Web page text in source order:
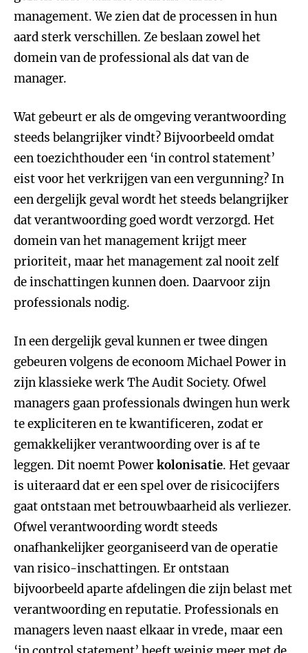
management. We zien dat de processen in hun
aard sterk verschillen. Ze beslaan zowel het
domein van de professional als dat van de
manager.
Wat gebeurt er als de omgeving verantwoording
steeds belangrijker vindt? Bijvoorbeeld omdat
een toezichthouder een ‘in control statement’
eist voor het verkrijgen van een vergunning? In
een dergelijk geval wordt het steeds belangrijker
dat verantwoording goed wordt verzorgd. Het
domein van het management krijgt meer
prioriteit, maar het management zal nooit zelf
de inschattingen kunnen doen. Daarvoor zijn
professionals nodig.
In een dergelijk geval kunnen er twee dingen
gebeuren volgens de econoom Michael Power in
zijn klassieke werk The Audit Society. Ofwel
managers gaan professionals dwingen hun werk
te expliciteren en te kwantificeren, zodat er
gemakkelijker verantwoording over is af te
leggen. Dit noemt Powerkolonisatie. Het gevaar
is uiteraard dat er een spel over de risicocijfers
gaat ontstaan met betrouwbaarheid als verliezer.
Ofwel verantwoording wordt steeds
onafhankelijker georganiseerd van de operatie
van risico-inschattingen. Er ontstaan
bijvoorbeeld aparte afdelingen die zijn belast met
verantwoording en reputatie. Professionals en
managers leven naast elkaar in vrede, maar een